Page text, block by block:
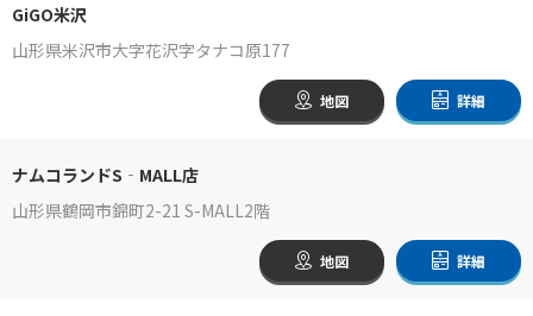
GiGO米沢
山形県米沢市大字花沢字タナコ原177
地図 詳細
ナムコランドS‐MALL店
山形県鶴岡市錦町2-21 S-MALL2階
地図 詳細